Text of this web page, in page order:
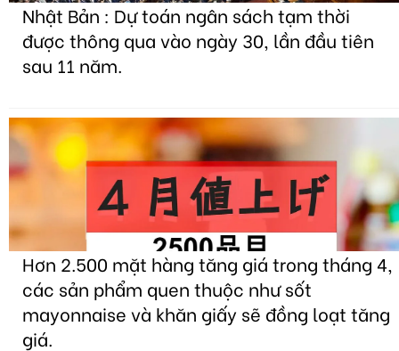
Nhật Bản : Dự toán ngân sách tạm thời
được thông qua vào ngày 30, lần đầu tiên
sau 11 năm.
Hơn 2.500 mặt hàng tăng giá trong tháng 4,
các sản phẩm quen thuộc như sốt
mayonnaise và khăn giấy sẽ đồng loạt tăng
giá.